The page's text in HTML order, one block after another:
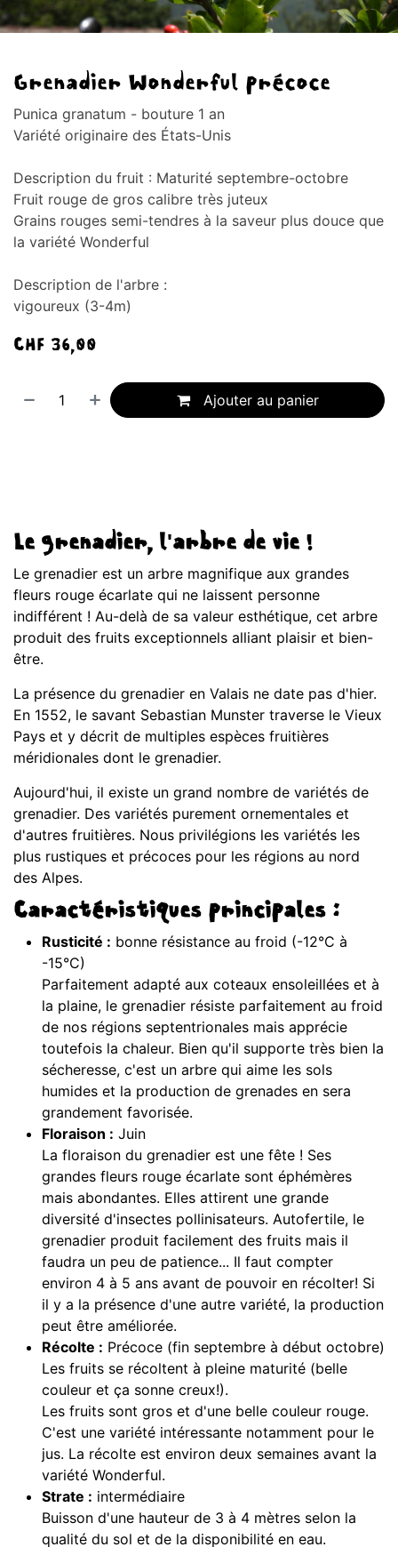
Grenadier Wonderful précoce
Punica granatum - bouture 1 an
Variété originaire des États-Unis
Description du fruit : Maturité septembre-octobre
Fruit rouge de gros calibre très juteux
Grains rouges semi-tendres à la saveur plus douce que
la variété Wonderful
Description de l'arbre :
vigoureux (3-4m)
CHF 36,00
Ajouter au panier
Le grenadier, l'arbre de vie !
Le grenadier est un arbre magnifique aux grandes
fleurs rouge écarlate qui ne laissent personne
indifférent ! Au-delà de sa valeur esthétique, cet arbre
produit des fruits exceptionnels alliant plaisir et bien-
être.
La présence du grenadier en Valais ne date pas d'hier.
En 1552, le savant Sebastian Munster traverse le Vieux
Pays et y décrit de multiples espèces fruitières
méridionales dont le grenadier.
Aujourd'hui, il existe un grand nombre de variétés de
grenadier. Des variétés purement ornementales et
d'autres fruitières. Nous privilégions les variétés les
plus rustiques et précoces pour les régions au nord
des Alpes.
Caractéristiques principales :
Rusticité : bonne résistance au froid (-12°C à
-15°C)
Parfaitement adapté aux coteaux ensoleillées et à
la plaine, le grenadier résiste parfaitement au froid
de nos régions septentrionales mais apprécie
toutefois la chaleur. Bien qu'il supporte très bien la
sécheresse, c'est un arbre qui aime les sols
humides et la production de grenades en sera
grandement favorisée.
Floraison : Juin
La floraison du grenadier est une fête ! Ses
grandes fleurs rouge écarlate sont éphémères
mais abondantes. Elles attirent une grande
diversité d'insectes pollinisateurs. Autofertile, le
grenadier produit facilement des fruits mais il
faudra un peu de patience... Il faut compter
environ 4 à 5 ans avant de pouvoir en récolter! Si
il y a la présence d'une autre variété, la production
peut être améliorée.
Récolte : Précoce (fin septembre à début octobre)
Les fruits se récoltent à pleine maturité (belle
couleur et ça sonne creux!).
Les fruits sont gros et d'une belle couleur rouge.
C'est une variété intéressante notamment pour le
jus. La récolte est environ deux semaines avant la
variété Wonderful.
Strate : intermédiaire
Buisson d'une hauteur de 3 à 4 mètres selon la
qualité du sol et de la disponibilité en eau.